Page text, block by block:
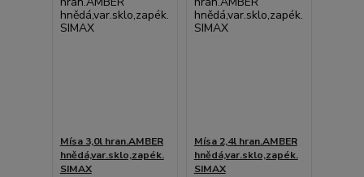
Mísa 3,0l hran.AMBER
hnědá,var.sklo,zapék.
SIMAX
Mísa 2,4l hran.AMBER
hnědá,var.sklo,zapék.
SIMAX